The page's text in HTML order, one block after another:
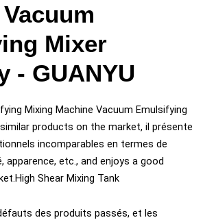
Mixer
- GUANYU
Mixing Machine Vacuum Emulsifying
products on the market, il présente
incomparables en termes de
apparence, etc., and enjoys a good
Shear Mixing Tank
des produits passés, et les